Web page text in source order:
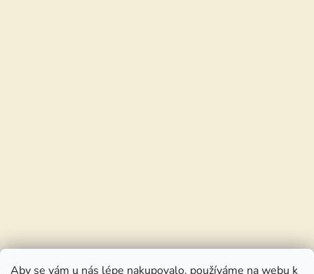
Aby se vám u nás lépe nakupovalo, používáme na webu k